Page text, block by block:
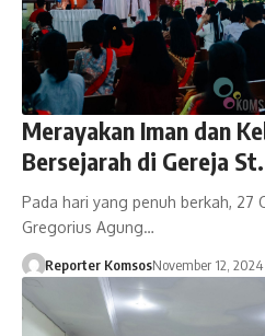
Merayakan Iman dan
Bersejarah di Gereja
Pada hari yang penuh berkah, 27
Gregorius Agung…
Reporter KomsosNovember 12, 2024